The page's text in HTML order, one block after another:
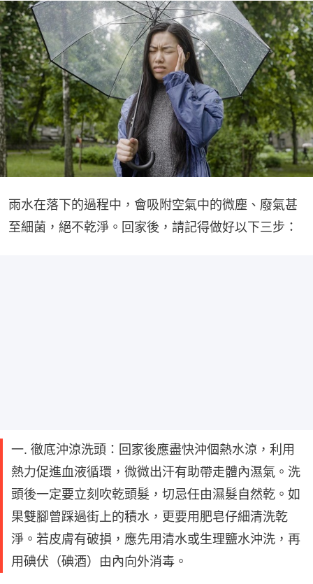
雨水在落下的過程中，會吸附空氣中的微塵、廢氣甚
至細菌，絕不乾淨。回家後，請記得做好以下三步：
一. 徹底沖涼洗頭：回家後應盡快沖個熱水涼，利用
熱力促進血液循環，微微出汗有助帶走體內濕氣。洗
頭後一定要立刻吹乾頭髮，切忌任由濕髮自然乾。如
果雙腳曾踩過街上的積水，更要用肥皂仔細清洗乾
淨。若皮膚有破損，應先用清水或生理鹽水沖洗，再
用碘伏（碘酒）由內向外消毒。